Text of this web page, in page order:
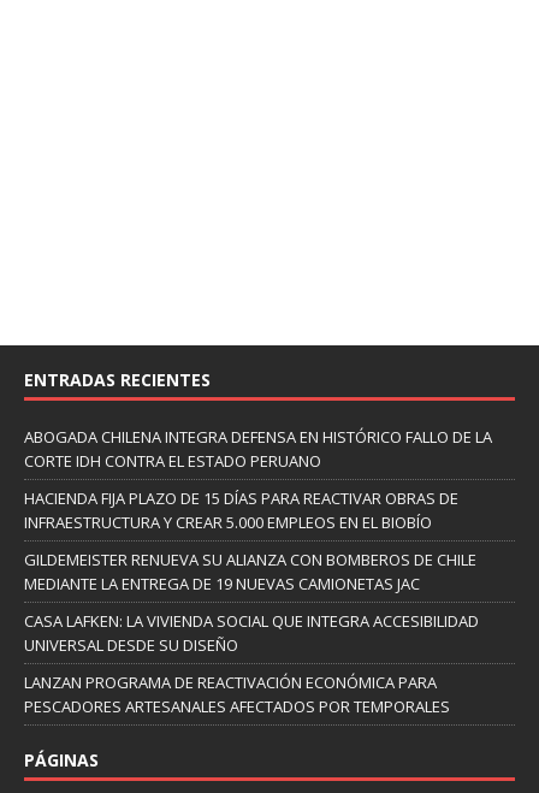
ENTRADAS RECIENTES
ABOGADA CHILENA INTEGRA DEFENSA EN HISTÓRICO FALLO DE LA
CORTE IDH CONTRA EL ESTADO PERUANO
HACIENDA FIJA PLAZO DE 15 DÍAS PARA REACTIVAR OBRAS DE
INFRAESTRUCTURA Y CREAR 5.000 EMPLEOS EN EL BIOBÍO
GILDEMEISTER RENUEVA SU ALIANZA CON BOMBEROS DE CHILE
MEDIANTE LA ENTREGA DE 19 NUEVAS CAMIONETAS JAC
CASA LAFKEN: LA VIVIENDA SOCIAL QUE INTEGRA ACCESIBILIDAD
UNIVERSAL DESDE SU DISEÑO
LANZAN PROGRAMA DE REACTIVACIÓN ECONÓMICA PARA
PESCADORES ARTESANALES AFECTADOS POR TEMPORALES
PÁGINAS